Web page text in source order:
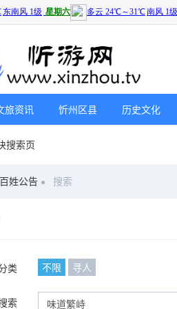
旅资讯 忻州区县 历史文化
搜索页
百姓公告 搜索
类 不限 寻人
索